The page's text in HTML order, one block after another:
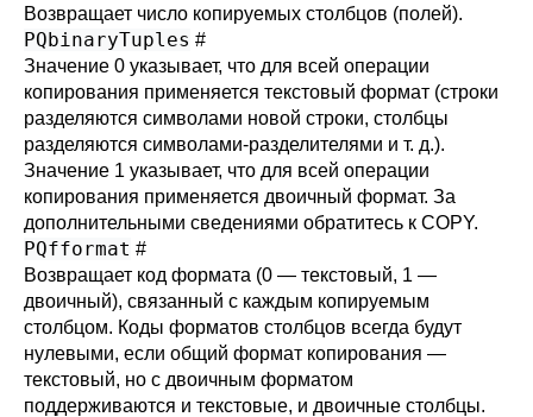
Возвращает число копируемых столбцов (полей).
PQbinaryTuples #
Значение 0 указывает, что для всей операции
копирования применяется текстовый формат (строки
разделяются символами новой строки, столбцы
разделяются символами-разделителями и т. д.).
Значение 1 указывает, что для всей операции
копирования применяется двоичный формат. За
дополнительными сведениями обратитесь к COPY.
PQfformat #
Возвращает код формата (0 — текстовый, 1 —
двоичный), связанный с каждым копируемым
столбцом. Коды форматов столбцов всегда будут
нулевыми, если общий формат копирования —
текстовый, но с двоичным форматом
поддерживаются и текстовые, и двоичные столбцы.